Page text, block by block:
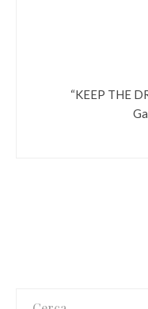
“KEEP THE